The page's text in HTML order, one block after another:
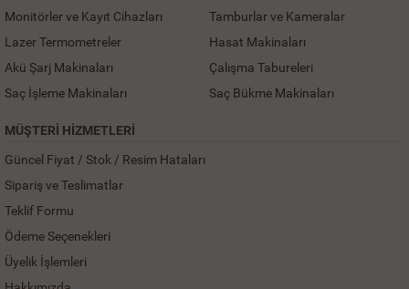
Monitörler ve Kayıt Cihazları
Tamburlar ve Kameralar
Lazer Termometreler
Hasat Makinaları
Akü Şarj Makinaları
Çalışma Tabureleri
Saç İşleme Makinaları
Saç Bükme Makinaları
MÜŞTERI HIZMETLERI
Güncel Fiyat / Stok / Resim Hataları
Sipariş ve Teslimatlar
Teklif Formu
Ödeme Seçenekleri
Üyelik İşlemleri